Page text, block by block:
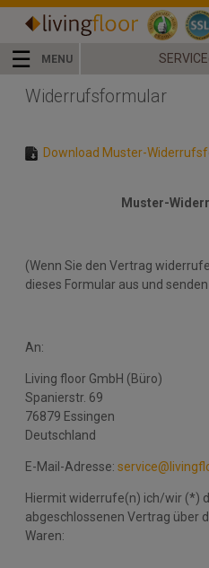
☰ MENU
Widerrufs­formular
Download Muster-
Muster-
(Wenn Sie den Vertrag
dieses Formular aus und
An:
Living floor GmbH (Büro)
Spanierstr. 69
76879 Essingen
Deutschland
E-Mail-Adresse:
Hiermit widerrufe(n) ich/wir (*)
abgeschlossenen Vertrag über
Waren: